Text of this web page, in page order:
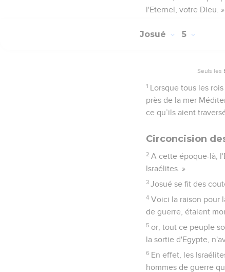
l'Eternel, votre Dieu. »
Josué 5
Seuls les
1 Lorsque tous les
près de la mer
ce qu’ils aient
Circoncision
2 A cette époque-là,
Israélites. »
3 Josué se fit des
4 Voici la raison pour
de guerre, étaient
5 or, tout ce peuple
la sortie d'Egypte,
6 En effet, les
hommes de guerre